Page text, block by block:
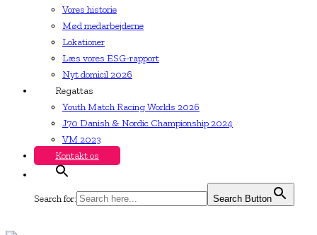
Vores historie
Mød medarbejderne
Lokationer
Læs vores ESG-rapport
Nyt domicil 2026
Regattas
Youth Match Racing Worlds 2026
J70 Danish & Nordic Championship 2024
VM 2023
Kontakt os
Search for: Search Button